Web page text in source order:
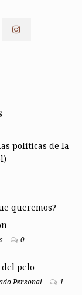
políticas de la
queremos?
0
del pelo
Personal 1